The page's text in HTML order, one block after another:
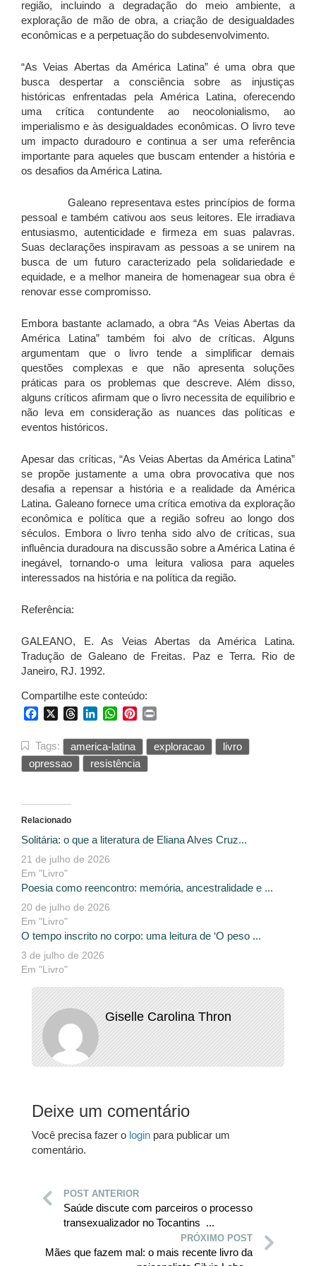
região, incluindo a degradação do meio ambiente, a
exploração de mão de obra, a criação de desigualdades
econômicas e a perpetuação do subdesenvolvimento.
“As Veias Abertas da América Latina” é uma obra que
busca despertar a consciência sobre as injustiças
históricas enfrentadas pela América Latina, oferecendo
uma crítica contundente ao neocolonialismo, ao
imperialismo e às desigualdades econômicas. O livro teve
um impacto duradouro e continua a ser uma referência
importante para aqueles que buscam entender a história e
os desafios da América Latina.
Galeano representava estes princípios de forma
pessoal e também cativou aos seus leitores. Ele irradiava
entusiasmo, autenticidade e firmeza em suas palavras.
Suas declarações inspiravam as pessoas a se unirem na
busca de um futuro caracterizado pela solidariedade e
equidade, e a melhor maneira de homenagear sua obra é
renovar esse compromisso.
Embora bastante aclamado, a obra “As Veias Abertas da
América Latina” também foi alvo de críticas. Alguns
argumentam que o livro tende a simplificar demais
questões complexas e que não apresenta soluções
práticas para os problemas que descreve. Além disso,
alguns críticos afirmam que o livro necessita de equilíbrio e
não leva em consideração as nuances das políticas e
eventos históricos.
Apesar das críticas, “As Veias Abertas da América Latina”
se propõe justamente a uma obra provocativa que nos
desafia a repensar a história e a realidade da América
Latina. Galeano fornece uma crítica emotiva da exploração
econômica e política que a região sofreu ao longo dos
séculos. Embora o livro tenha sido alvo de críticas, sua
influência duradoura na discussão sobre a América Latina é
inegável, tornando-o uma leitura valiosa para aqueles
interessados na história e na política da região.
Referência:
GALEANO, E. As Veias Abertas da América Latina.
Tradução de Galeano de Freitas. Paz e Terra. Rio de
Janeiro, RJ. 1992.
Compartilhe este conteúdo:
FacebookThreadsLinkedInWhatsApp
Pinterest
Tags: america-latina exploracao
livro
opressao
resistência
Relacionado
Solitária: o que a literatura de Eliana Alves Cruz...
21 de julho de 2026
Em "Livro"
Poesia como reencontro: memória, ancestralidade e ...
20 de julho de 2026
Em "Livro"
O tempo inscrito no corpo: uma leitura de ‘O peso ...
3 de julho de 2026
Em "Livro"
Giselle Carolina Thron
Deixe um comentário
Você precisa fazer o login para publicar um
comentário.
POST ANTERIOR
Saúde discute com parceiros o processo
transexualizador no Tocantins ...
PRÓXIMO POST
Mães que fazem mal: o mais recente livro da